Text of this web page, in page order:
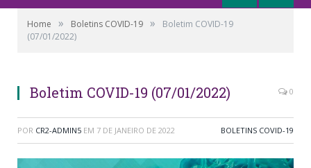
Home » Boletins COVID-19 »
Boletim COVID-19
(07/01/2022)
Boletim COVID-19 (07/01/2022) 0
POR CR2-ADMIN5 EM 7 DE JANEIRO DE 2022 BOLETINS COVID-19